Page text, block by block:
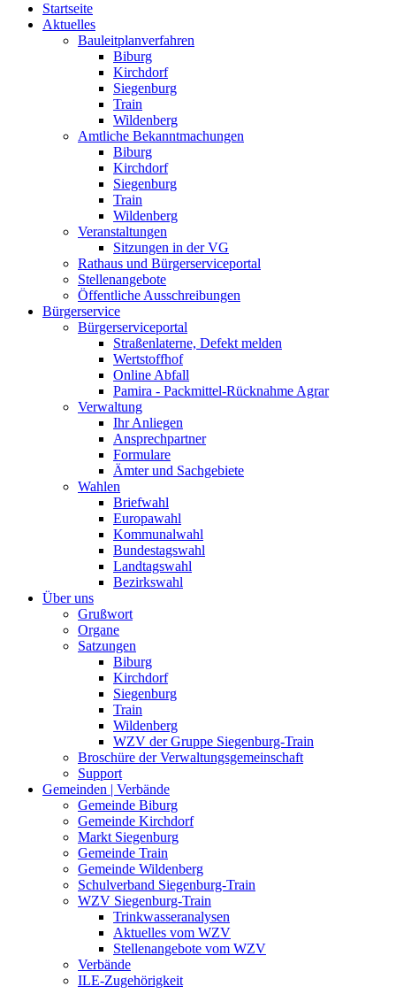
Startseite
Aktuelles
Bauleitplanverfahren
Biburg
Kirchdorf
Siegenburg
Train
Wildenberg
Amtliche Bekanntmachungen
Biburg
Kirchdorf
Siegenburg
Train
Wildenberg
Veranstaltungen
Sitzungen in der VG
Rathaus und Bürgerserviceportal
Stellenangebote
Öffentliche Ausschreibungen
Bürgerservice
Bürgerserviceportal
Straßenlaterne, Defekt melden
Wertstoffhof
Online Abfall
Pamira - Packmittel-Rücknahme Agrar
Verwaltung
Ihr Anliegen
Ansprechpartner
Formulare
Ämter und Sachgebiete
Wahlen
Briefwahl
Europawahl
Kommunalwahl
Bundestagswahl
Landtagswahl
Bezirkswahl
Über uns
Grußwort
Organe
Satzungen
Biburg
Kirchdorf
Siegenburg
Train
Wildenberg
WZV der Gruppe Siegenburg-Train
Broschüre der Verwaltungsgemeinschaft
Support
Gemeinden | Verbände
Gemeinde Biburg
Gemeinde Kirchdorf
Markt Siegenburg
Gemeinde Train
Gemeinde Wildenberg
Schulverband Siegenburg-Train
WZV Siegenburg-Train
Trinkwasseranalysen
Aktuelles vom WZV
Stellenangebote vom WZV
Verbände
ILE-Zugehörigkeit